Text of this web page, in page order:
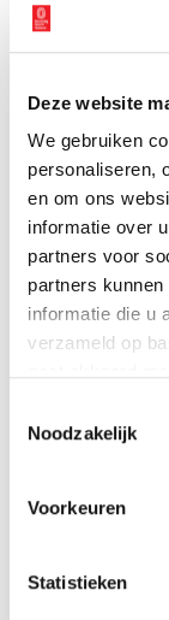
Deze website
We gebruiken
personaliseren,
en om ons
informatie over
partners voor
partners
informatie die u
verzameld op
Noodzakelijk
Voorkeuren
Statistieken
Vul deze
Vereiste velden
gepubliceerd.
Vink dit aan